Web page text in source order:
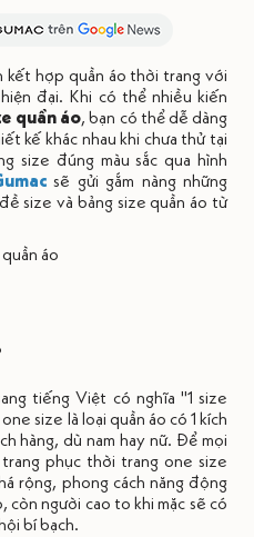
kết hợp quần áo thời trang với
đại. Khi có thể nhiều kiến
quần áo, bạn có thể dễ dàng
kế khác nhau khi chưa thử tại
size đúng màu sắc qua hình
sẽ gửi gắm nàng những
size và bảng size quần áo từ
tiếng Việt có nghĩa "1 size
size là loại quần áo có 1 kích
hàng, dù nam hay nữ. Để mọi
trang phục thời trangone size
rộng, phong cách năng động
còn người cao to khi mặc sẽ có
bí bạch.